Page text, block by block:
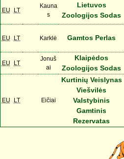
EU LT
Kauna
s
Lietuvos
Zoologijos Sodas
EU LT Karklė Gamtos Perlas
EU LT
Jonuš
ai
Klaipėdos
Zoologijos Sodas
EU LT Eičiai
Kurtinių Veislynas
Viešvilės
Valstybinis
Gamtinis
Rezervatas